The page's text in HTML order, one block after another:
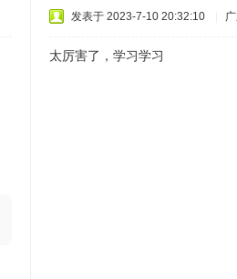
发表于 2023-7-10 20:32:10
太厉害了，学习学习